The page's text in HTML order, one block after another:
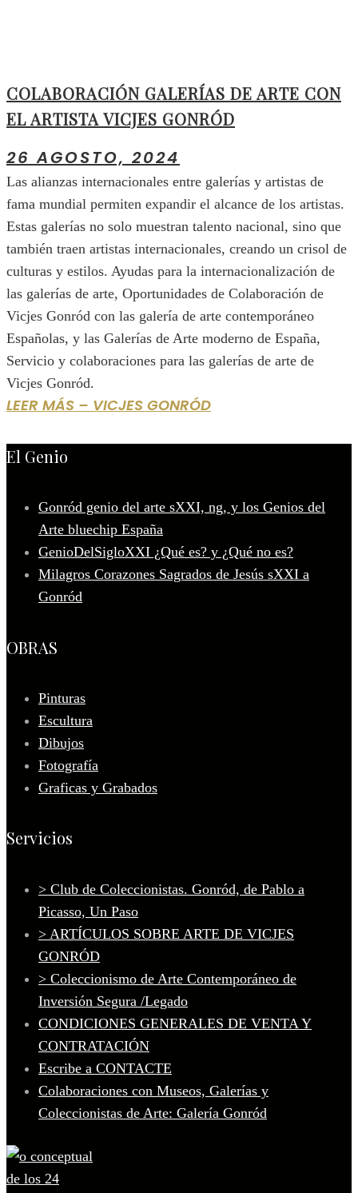
COLABORACIÓN GALERÍAS DE ARTE CON
EL ARTISTA VICJES GONRÓD
26 AGOSTO, 2024
Las alianzas internacionales entre galerías y artistas de
fama mundial permiten expandir el alcance de los artistas.
Estas galerías no solo muestran talento nacional, sino que
también traen artistas internacionales, creando un crisol de
culturas y estilos. Ayudas para la internacionalización de
las galerías de arte, Oportunidades de Colaboración de
Vicjes Gonród con las galería de arte contemporáneo
Españolas, y las Galerías de Arte moderno de España,
Servicio y colaboraciones para las galerías de arte de
Vicjes Gonród.
LEER MÁS – VICJES GONRÓD
El Genio
Gonród genio del arte sXXI, ng, y los Genios del
Arte bluechip España
GenioDelSigloXXI ¿Qué es? y ¿Qué no es?
Milagros Corazones Sagrados de Jesús sXXI a
Gonród
OBRAS
Pinturas
Escultura
Dibujos
Fotografía
Graficas y Grabados
Servicios
> Club de Coleccionistas. Gonród, de Pablo a
Picasso, Un Paso
> ARTÍCULOS SOBRE ARTE DE VICJES
GONRÓD
> Coleccionismo de Arte Contemporáneo de
Inversión Segura /Legado
CONDICIONES GENERALES DE VENTA Y
CONTRATACIÓN
Escribe a CONTACTE
Colaboraciones con Museos, Galerías y
Coleccionistas de Arte: Galería Gonród